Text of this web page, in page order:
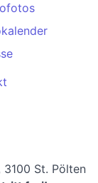
3100 St. Pölten